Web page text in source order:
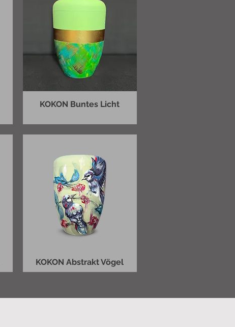
KOKON Buntes Licht
KOKON Abstrakt Vögel